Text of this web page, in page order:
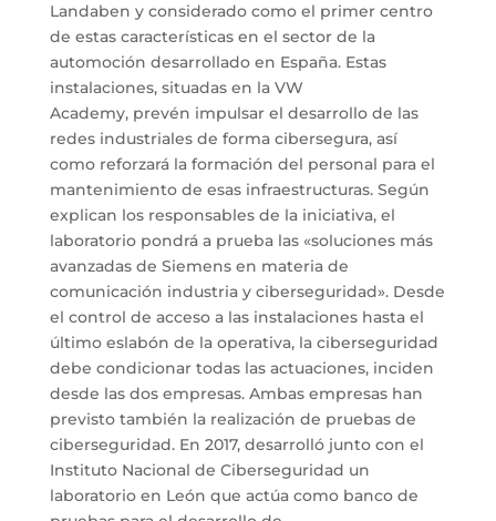
Landaben y considerado como el primer centro
de estas características en el sector de la
automoción desarrollado en España. Estas
instalaciones, situadas en la VW
Academy, prevén impulsar el desarrollo de las
redes industriales de forma cibersegura, así
como reforzará la formación del personal para el
mantenimiento de esas infraestructuras. Según
explican los responsables de la iniciativa, el
laboratorio pondrá a prueba las «soluciones más
avanzadas de Siemens en materia de
comunicación industria y ciberseguridad». Desde
el control de acceso a las instalaciones hasta el
último eslabón de la operativa, la ciberseguridad
debe condicionar todas las actuaciones, inciden
desde las dos empresas. Ambas empresas han
previsto también la realización de pruebas de
ciberseguridad. En 2017, desarrolló junto con el
Instituto Nacional de Ciberseguridad un
laboratorio en León que actúa como banco de